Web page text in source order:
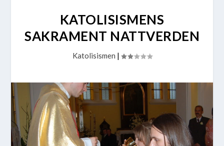
KATOLISISMENS
SAKRAMENT NATTVERDEN
Katolisismen |